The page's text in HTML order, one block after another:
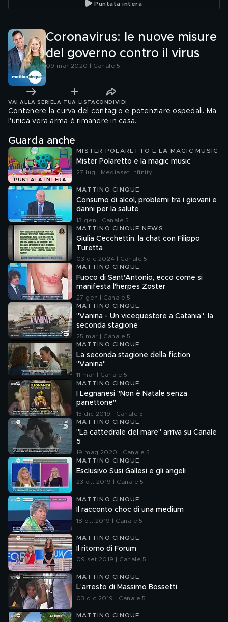
Puntata intera
Coronavirus: le nuove misure
del governo contro il virus
09 mar 2020 | Canale 5
VAI ALLA SERIE LA TUA LISTA CONDIVIDI
Contenere la curva del contagio e potenziare ospedali. Ma
l'unica vera arma è rimanere in casa.
Guarda anche
PUNTATA INTERA
MISTER POLARETTO E LA MAGIC MUSIC
Mister Polaretto e la magic music
27 lug | Mediaset Infinity
MATTINO CINQUE
Consumo di alcol, problemi tra i giovani e
danni per la salute
13 gen | Canale 5
MATTINO CINQUE NEWS
Giulia Cecchettin, la chat con Filippo
Turetta
03 dic 2024 | Canale 5
MATTINO CINQUE
Fuoco di Sant'Antonio, ecco come si
manifesta l'herpes Zoster
27 gen | Canale 5
MATTINO CINQUE
"Vanina - Un vicequestore a Catania", la
seconda stagione
25 mar | Canale 5
MATTINO CINQUE
La seconda stagione della fiction
"Vanina"
11 mar | Canale 5
MATTINO CINQUE
I Legnanesi "Non è Natale senza
panettone"
13 dic 2019 | Canale 5
MATTINO CINQUE
"La cattedrale del mare" arriva su Canale
5
19 mag 2020 | Canale 5
MATTINO CINQUE
Esclusivo Susi Gallesi e gli angeli
23 ott 2019 | Canale 5
MATTINO CINQUE
Il racconto choc di una medium
18 ott 2019 | Canale 5
MATTINO CINQUE
Il ritorno di Forum
09 set 2019 | Canale 5
MATTINO CINQUE
L'arresto di Massimo Bossetti
03 dic 2019 | Canale 5
MATTINO CINQUE